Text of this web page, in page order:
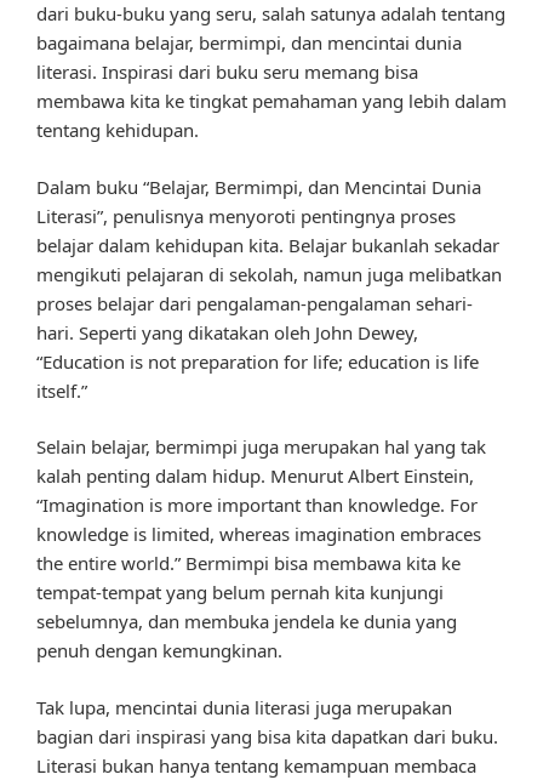
dari buku-buku yang seru, salah satunya adalah tentang
bagaimana belajar, bermimpi, dan mencintai dunia
literasi. Inspirasi dari buku seru memang bisa
membawa kita ke tingkat pemahaman yang lebih dalam
tentang kehidupan.
Dalam buku “Belajar, Bermimpi, dan Mencintai Dunia
Literasi”, penulisnya menyoroti pentingnya proses
belajar dalam kehidupan kita. Belajar bukanlah sekadar
mengikuti pelajaran di sekolah, namun juga melibatkan
proses belajar dari pengalaman-pengalaman sehari-
hari. Seperti yang dikatakan oleh John Dewey,
“Education is not preparation for life; education is life
itself.”
Selain belajar, bermimpi juga merupakan hal yang tak
kalah penting dalam hidup. Menurut Albert Einstein,
“Imagination is more important than knowledge. For
knowledge is limited, whereas imagination embraces
the entire world.” Bermimpi bisa membawa kita ke
tempat-tempat yang belum pernah kita kunjungi
sebelumnya, dan membuka jendela ke dunia yang
penuh dengan kemungkinan.
Tak lupa, mencintai dunia literasi juga merupakan
bagian dari inspirasi yang bisa kita dapatkan dari buku.
Literasi bukan hanya tentang kemampuan membaca